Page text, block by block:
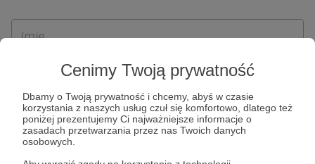
Cenimy Twoją prywatność
Dbamy o Twoją prywatność i chcemy, abyś w czasie
korzystania z naszych usług czuł się komfortowo, dlatego też
poniżej prezentujemy Ci najważniejsze informacje o
zasadach przetwarzania przez nas Twoich danych
osobowych.
Patronite.pl, w tym możliwości dokonywania oraz
otrzymywania wsparcia na naszej platformie oraz
ich przenoszenia, niepodlegania zautomatyzowanemu
wyrażenia sprzeciwu wobec przetwarzania Twoich danych
osobowych. Rejestracja dla osób niepełnoletnich możliwa
jest po przekazaniu podpisanego formularza "Zgodna na
założenie konta przez osobę niepełnoletnią", formularz
dostępny jest na stronie regulaminu Patronite.pl.